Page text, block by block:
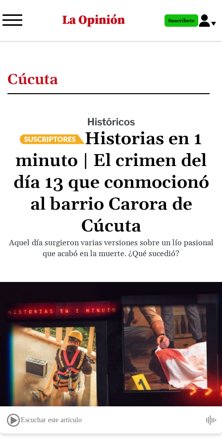
al
principal
Suscríbete
Cúcuta
Históricos
Historias en 1
minuto | El crimen del
día 13 que conmocionó
al barrio Carora de
Cúcuta
Aquel día surgieron varias versiones sobre un lío pasional
que acabó en la muerte. ¿Qué sucedió?
Escuchar este artículo